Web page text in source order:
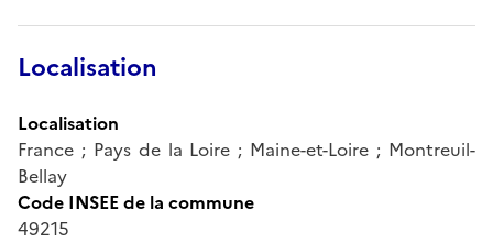
Localisation
Localisation
France ; Pays de la Loire ; Maine-et-Loire ; Montreuil-
Bellay
Code INSEE de la commune
49215